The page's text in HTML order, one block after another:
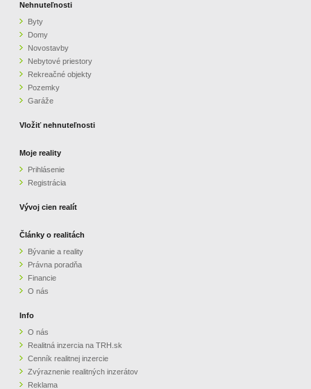
GARÁŽE
O NÁS
CENNÍK REALITNEJ INZERCIE
ZVÝRAZNENIE REALITNÝCH INZERÁTOV
PARTNERI
OBCHODNÉ PODMIENKY
KONTAKT
Nehnuteľnosti
Byty
Domy
Novostavby
Nebytové priestory
Rekreačné objekty
Pozemky
Garáže
Vložiť nehnuteľnosti
Moje reality
Prihlásenie
Registrácia
Vývoj cien realít
Články o realitách
Bývanie a reality
Právna poradňa
Financie
O nás
Info
O nás
Realitná inzercia na TRH.sk
Cenník realitnej inzercie
Zvýraznenie realitných inzerátov
Reklama